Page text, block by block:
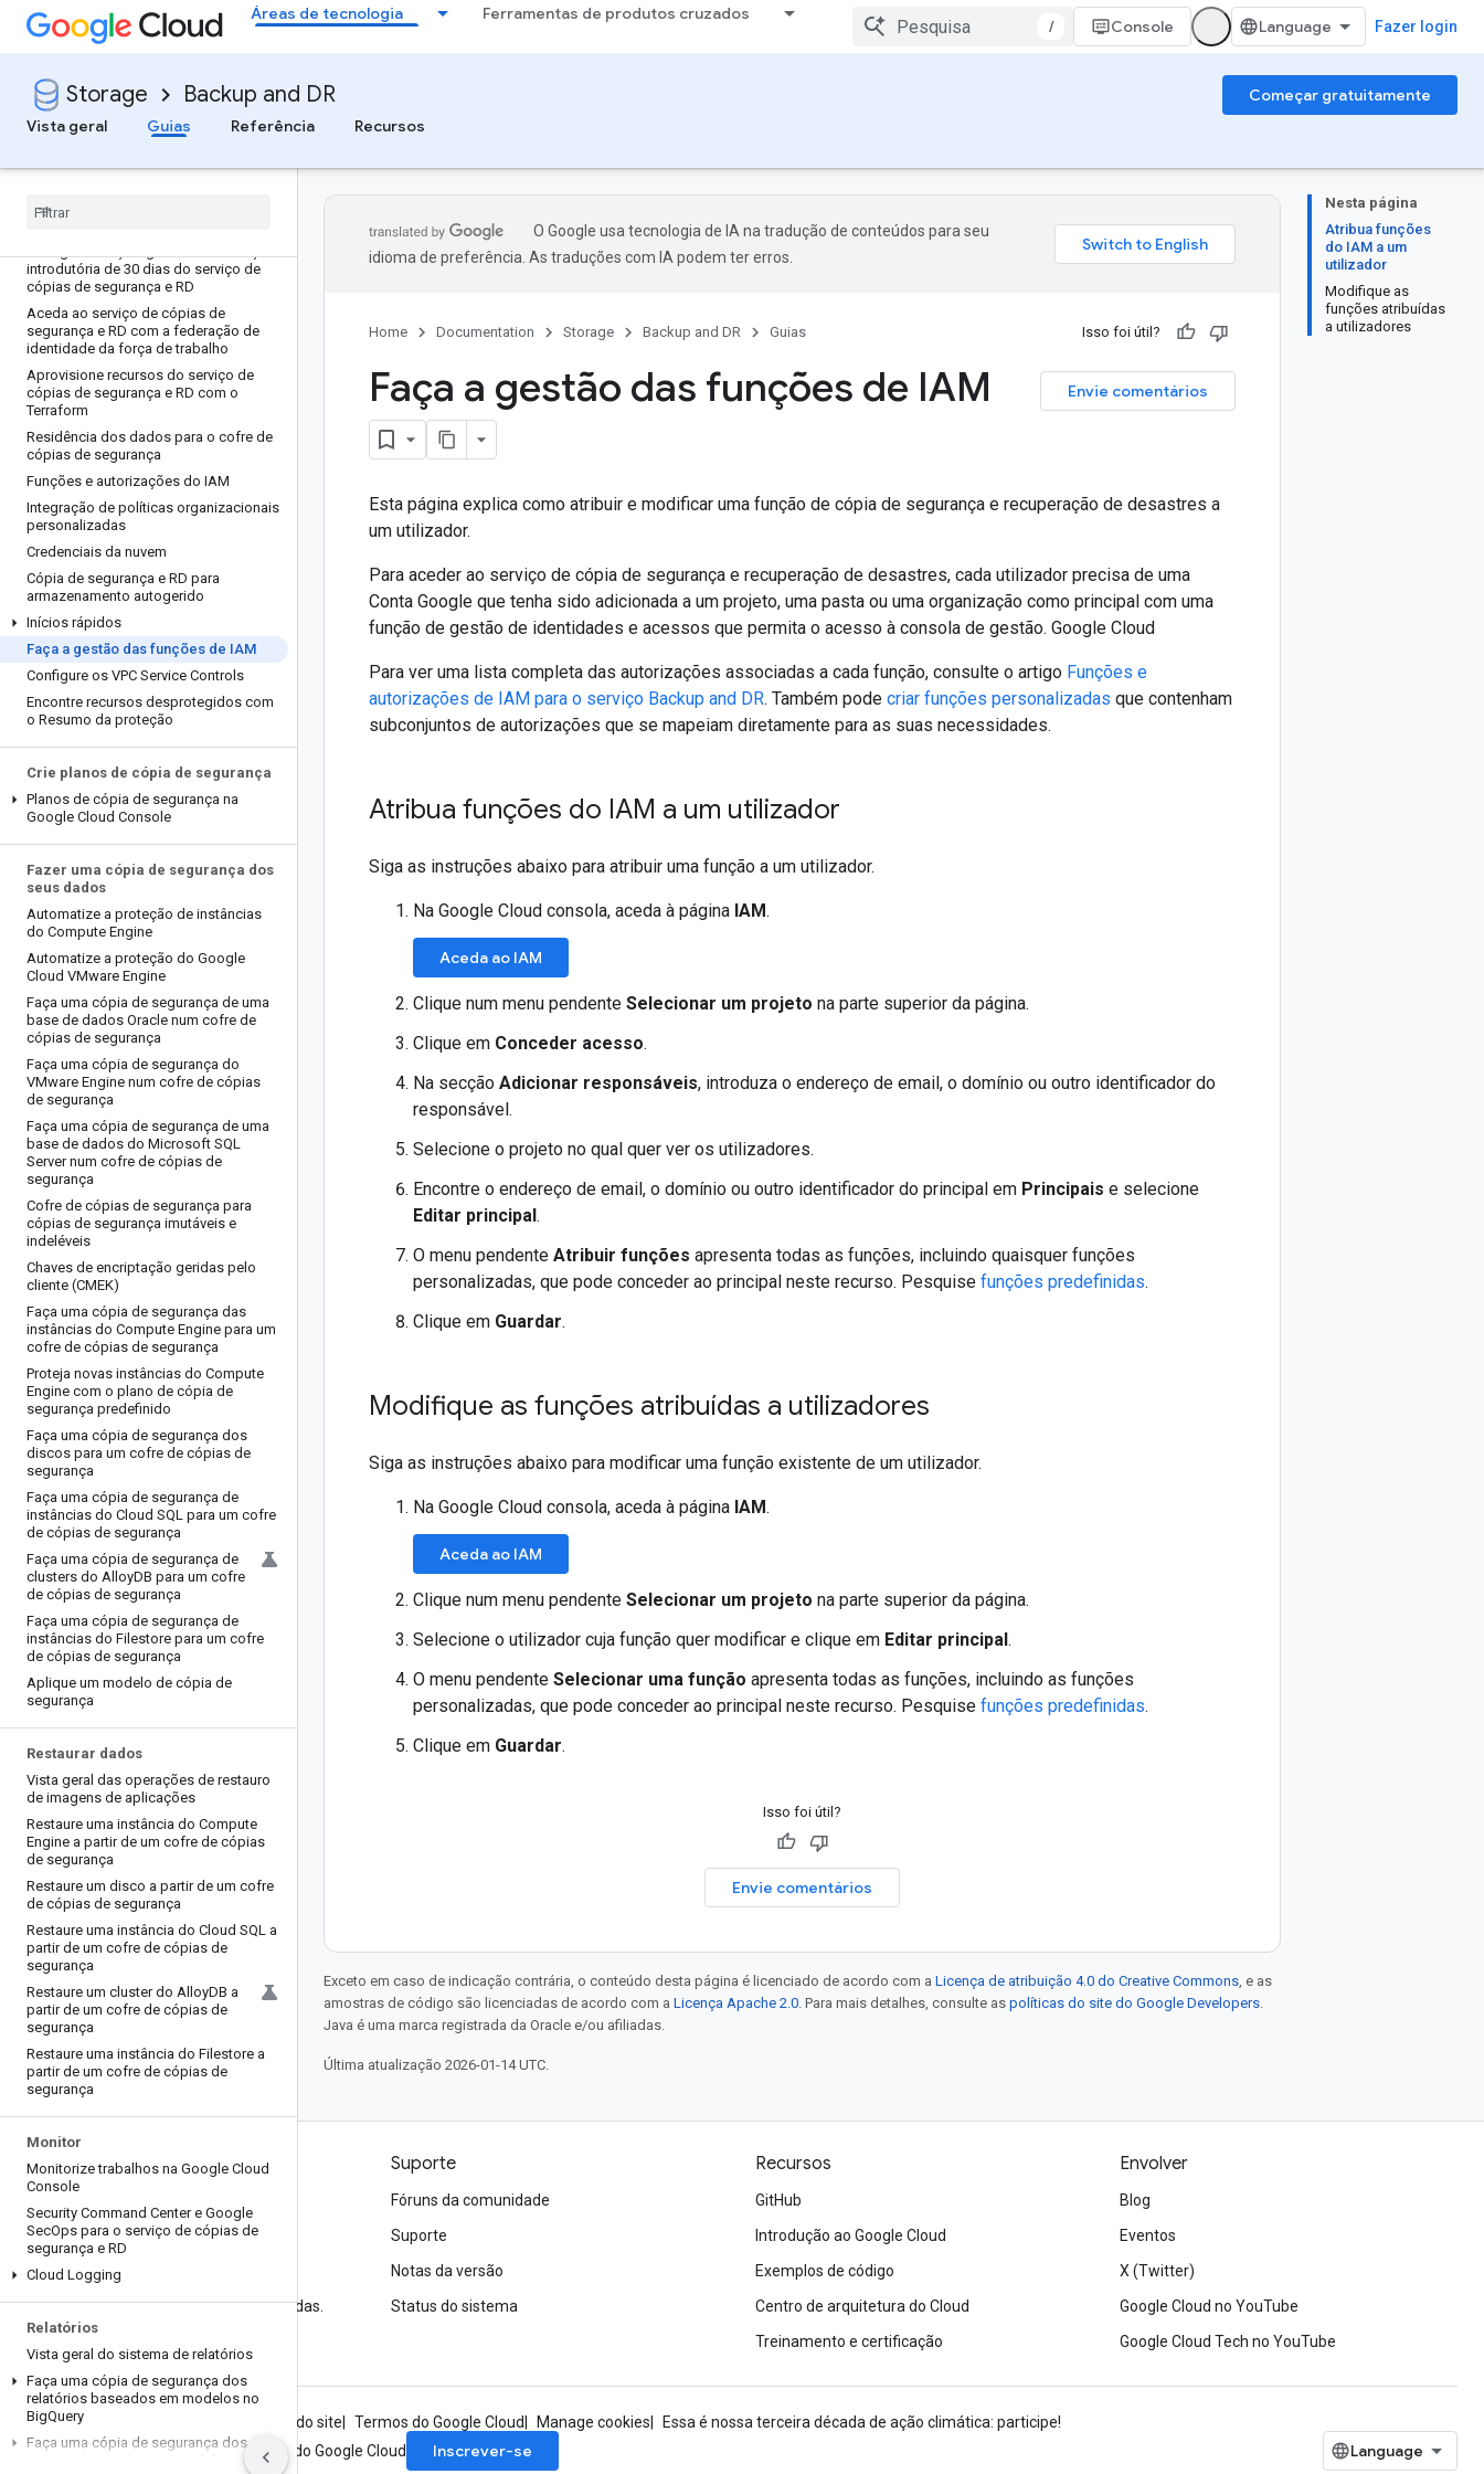
Áreas de tecnologia Ferramentas de produtos cruzados
/ Console Fazer login
Storage Backup and DR
Começar gratuitamente
Vista geral
Guias Referência Recursos
Avaliação introdutória de 30 dias do
introdutória de 30 dias do serviço de
cópias de segurança e RD
Aceda ao serviço de cópias de
segurança e RD com a federação de
identidade da força de trabalho
Aprovisione recursos do serviço de
cópias de segurança e RD com o
Terraform
Residência dos dados para o cofre de
cópias de segurança
Funções e autorizações do IAM
Integração de políticas organizacionais
personalizadas
Credenciais da nuvem
Cópia de segurança e RD para
armazenamento autogerido
Inícios rápidos
Faça a gestão das funções de IAM
Configure os VPC Service Controls
Encontre recursos desprotegidos com
o Resumo da proteção
Crie planos de cópia de segurança
Planos de cópia de segurança na
Google Cloud Console
Fazer uma cópia de segurança dos
seus dados
Automatize a proteção de instâncias
do Compute Engine
Automatize a proteção do Google
Cloud VMware Engine
Faça uma cópia de segurança de uma
base de dados Oracle num cofre de
cópias de segurança
Faça uma cópia de segurança do
VMware Engine num cofre de cópias
de segurança
Faça uma cópia de segurança de uma
base de dados do Microsoft SQL
Server num cofre de cópias de
segurança
Cofre de cópias de segurança para
cópias de segurança imutáveis e
indeléveis
Chaves de encriptação geridas pelo
cliente (CMEK)
Faça uma cópia de segurança das
instâncias do Compute Engine para um
cofre de cópias de segurança
Proteja novas instâncias do Compute
Engine com o plano de cópia de
segurança predefinido
Faça uma cópia de segurança dos
discos para um cofre de cópias de
segurança
Faça uma cópia de segurança de
instâncias do Cloud SQL para um cofre
de cópias de segurança
Faça uma cópia de segurança de
clusters do AlloyDB para um cofre
de cópias de segurança
Faça uma cópia de segurança de
instâncias do Filestore para um cofre
de cópias de segurança
Aplique um modelo de cópia de
segurança
Restaurar dados
Vista geral das operações de restauro
de imagens de aplicações
Restaure uma instância do Compute
Engine a partir de um cofre de cópias
de segurança
Restaure um disco a partir de um cofre
de cópias de segurança
Restaure uma instância do Cloud SQL a
partir de um cofre de cópias de
segurança
Restaure um cluster do AlloyDB a
partir de um cofre de cópias de
segurança
Restaure uma instância do Filestore a
partir de um cofre de cópias de
segurança
Monitor
Monitorize trabalhos na Google Cloud
Console
Security Command Center e Google
SecOps para o serviço de cópias de
segurança e RD
Cloud Logging
Relatórios
Vista geral do sistema de relatórios
Faça uma cópia de segurança dos
relatórios baseados em modelos no
BigQuery
Faça uma cópia de segurança dos
registos baseados em modelos no
Nesta página
Atribua funções
do IAM a um
utilizador
Modifique as
funções atribuídas
a utilizadores
O Google usa tecnologia de IA na tradução de conteúdos para seu
idioma de preferência. As traduções com IA podem ter erros.
Home Documentation Storage Backup and DR Guias Isso foi útil?
Envie comentários
Faça a gestão das funções de IAM
Esta página explica como atribuir e modificar uma função de cópia de segurança e recuperação de desastres a
um utilizador.
Para aceder ao serviço de cópia de segurança e recuperação de desastres, cada utilizador precisa de uma
Conta Google que tenha sido adicionada a um projeto, uma pasta ou uma organização como principal com uma
função de gestão de identidades e acessos que permita o acesso à consola de gestão. Google Cloud
Para ver uma lista completa das autorizações associadas a cada função, consulte o artigo Funções e
autorizações de IAM para o serviço Backup and DR. Também pode criar funções personalizadas que contenham
subconjuntos de autorizações que se mapeiam diretamente para as suas necessidades.
Atribua funções do IAM a um utilizador
Siga as instruções abaixo para atribuir uma função a um utilizador.
Na Google Cloud consola, aceda à página IAM.
Aceda ao IAM
Clique num menu pendente Selecionar um projeto na parte superior da página.
Clique em Conceder acesso.
Na secção Adicionar responsáveis, introduza o endereço de email, o domínio ou outro identificador do
responsável.
Selecione o projeto no qual quer ver os utilizadores.
Encontre o endereço de email, o domínio ou outro identificador do principal em Principais e selecione
Editar principal.
O menu pendente Atribuir funções apresenta todas as funções, incluindo quaisquer funções
personalizadas, que pode conceder ao principal neste recurso. Pesquise funções predefinidas.
Clique em Guardar.
Modifique as funções atribuídas a utilizadores
Siga as instruções abaixo para modificar uma função existente de um utilizador.
Na Google Cloud consola, aceda à página IAM.
Aceda ao IAM
Clique num menu pendente Selecionar um projeto na parte superior da página.
Selecione o utilizador cuja função quer modificar e clique em Editar principal.
O menu pendente Selecionar uma função apresenta todas as funções, incluindo as funções
personalizadas, que pode conceder ao principal neste recurso. Pesquise funções predefinidas.
Clique em Guardar.
Isso foi útil?
Envie comentários
Exceto em caso de indicação contrária, o conteúdo desta página é licenciado de acordo com a Licença de atribuição 4.0 do Creative Commons, e as
amostras de código são licenciadas de acordo com a Licença Apache 2.0. Para mais detalhes, consulte as políticas do site do Google Developers.
Java é uma marca registrada da Oracle e/ou afiliadas.
Última atualização 2026-01-14 UTC.
Produtos e preços
Preços do Google Cloud
Google Cloud Marketplace
Entre em contato com a equipe de vendas.
Suporte
Fóruns da comunidade
Suporte
Notas da versão
Status do sistema
Recursos
GitHub
Introdução ao Google Cloud
Exemplos de código
Centro de arquitetura do Cloud
Treinamento e certificação
Envolver
Blog
Eventos
X (Twitter)
Google Cloud no YouTube
Google Cloud Tech no YouTube
Sobre o Google Termos do site Termos do Google Cloud Manage cookies
Essa é nossa terceira década de ação climática: participe!
Inscreva-se para receber a newsletter do Google Cloud
Inscrever-se